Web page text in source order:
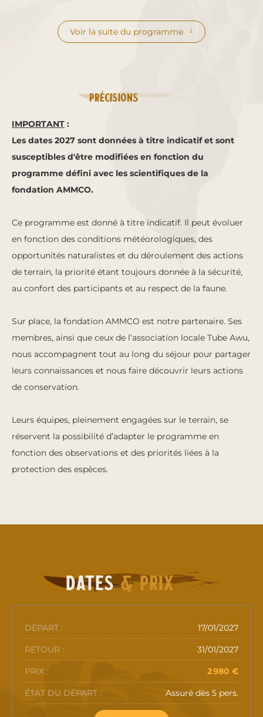
Voir la suite du programme
Précisions
IMPORTANT :
Les dates 2027 sont données à titre indicatif et sont
susceptibles d'être modifiées en fonction du
programme défini avec les scientifiques de la
fondation AMMCO.
Ce programme est donné à titre indicatif. Il peut évoluer
en fonction des conditions météorologiques, des
opportunités naturalistes et du déroulement des actions
de terrain, la priorité étant toujours donnée à la sécurité,
au confort des participants et au respect de la faune.
Sur place, la fondation AMMCO est notre partenaire. Ses
membres, ainsi que ceux de l’association locale Tube Awu,
nous accompagnent tout au long du séjour pour partager
leurs connaissances et nous faire découvrir leurs actions
de conservation.
Leurs équipes, pleinement engagées sur le terrain, se
réservent la possibilité d’adapter le programme en
fonction des observations et des priorités liées à la
protection des espèces.
Dates& prix
17/01/2027
31/01/2027
2 980 €
Assuré dès 5 pers.